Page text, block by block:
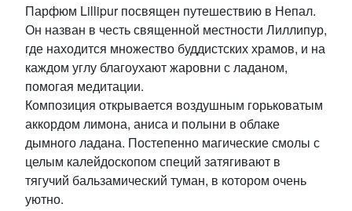
Парфюм Lillipur посвящен путешествию в Непал.
Он назван в честь священной местности Лиллипур,
где находится множество буддистских храмов, и на
каждом углу благоухают жаровни с ладаном,
помогая медитации.
Композиция открывается воздушным горьковатым
аккордом лимона, аниса и полыни в облаке
дымного ладана. Постепенно магические смолы с
целым калейдоскопом специй затягивают в
тягучий бальзамический туман, в котором очень
уютно.